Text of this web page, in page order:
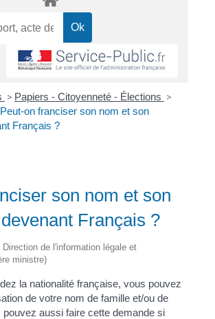
> Papiers - Citoyenneté - Élections >
Peut-on franciser son nom et son
Français ?
son nom et son
Français ?
de l'information légale et
ministre)
la nationalité française, vous pouvez
de votre nom de famille et/ou de
aussi faire cette demande si